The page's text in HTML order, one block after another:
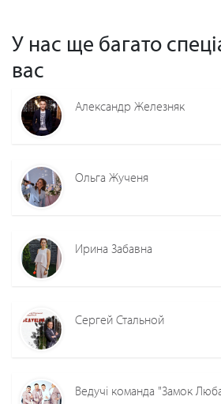
У нас ще багато
вас
Александр Железняк
Ольга Жученя
Ирина Забавна
Сергей Стальной
Ведучі команда "Замок